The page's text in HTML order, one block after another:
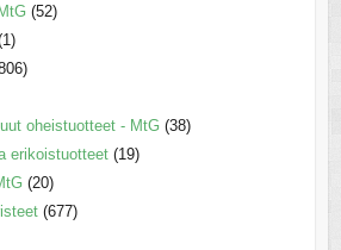
(52)
oheistuotteet - MtG (38)
erikoistuotteet (19)
(20)
(677)